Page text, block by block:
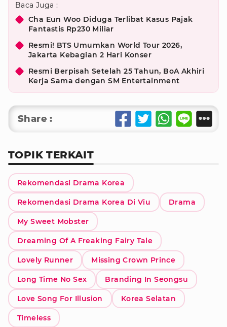
Baca Juga :
Cha Eun Woo Diduga Terlibat Kasus Pajak
Fantastis Rp230 Miliar
Resmi! BTS Umumkan World Tour 2026,
Jakarta Kebagian 2 Hari Konser
Resmi Berpisah Setelah 25 Tahun, BoA Akhiri
Kerja Sama dengan SM Entertainment
Share :
TOPIK TERKAIT
Rekomendasi Drama Korea
Rekomendasi Drama Korea Di Viu Drama
My Sweet Mobster
Dreaming Of A Freaking Fairy Tale
Lovely Runner Missing Crown Prince
Long Time No Sex Branding In Seongsu
Love Song For Illusion Korea Selatan
Timeless